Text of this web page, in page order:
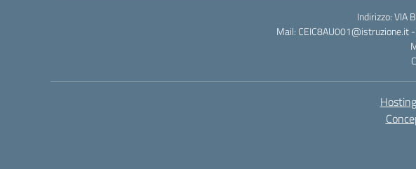
Indirizzo: VIA
Mail: CEIC8AU001@istruzione.it